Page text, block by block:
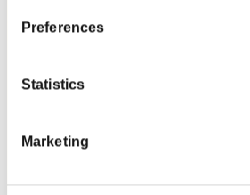
Preferences
Statistics
Marketing